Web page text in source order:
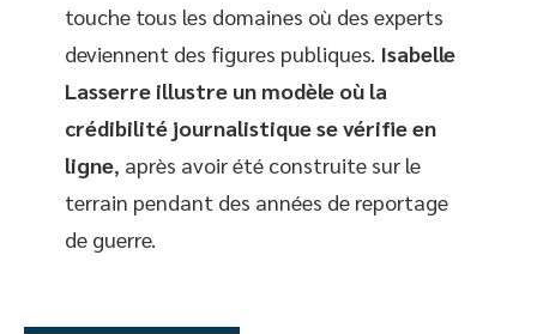
touche tous les domaines où des experts
deviennent des figures publiques. Isabelle
Lasserre illustre un modèle où la
crédibilité journalistique se vérifie en
ligne, après avoir été construite sur le
terrain pendant des années de reportage
de guerre.